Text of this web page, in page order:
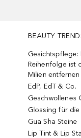
BEAUTY
Gesichtspflege:
Reihenfolge ist
Milien entfernen
EdP, EdT & Co.
Geschwollenes
Glossing für die
Gua Sha Steine
Lip Tint & Lip